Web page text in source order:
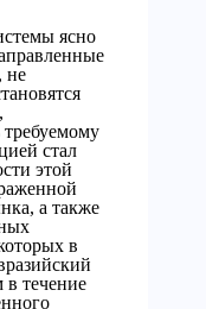
ясно
не
стал
этой
а также
в
течение